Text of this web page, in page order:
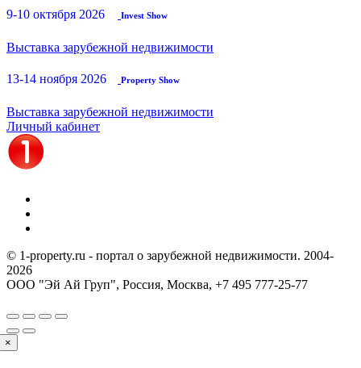
9-10 октября 2026 Invest Show
Выставка зарубежной недвижимости
13-14 ноября 2026 Property Show
Выставка зарубежной недвижимости
Личный кабинет
© 1-property.ru - портал о зарубежной недвижимости. 2004-
2026
ООО "Эй Ай Груп", Россия, Москва, +7 495 777-25-77
×